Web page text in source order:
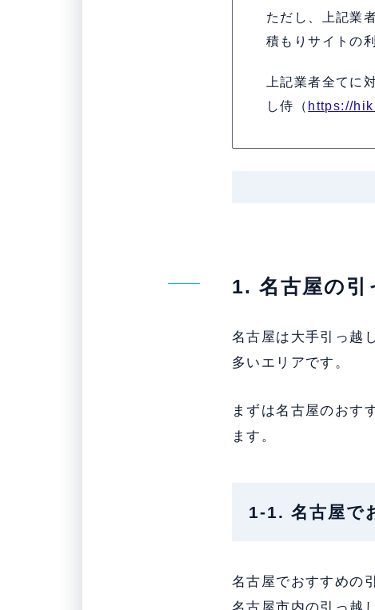
ただし、上記業
積もりサイトの
上記業者全てに
し侍（ https://
1. 名古屋の引
名古屋は大手引っ越
多いエリアです。
まずは名古屋のおす
ます。
1-1. 名古屋で
名古屋でおすすめの